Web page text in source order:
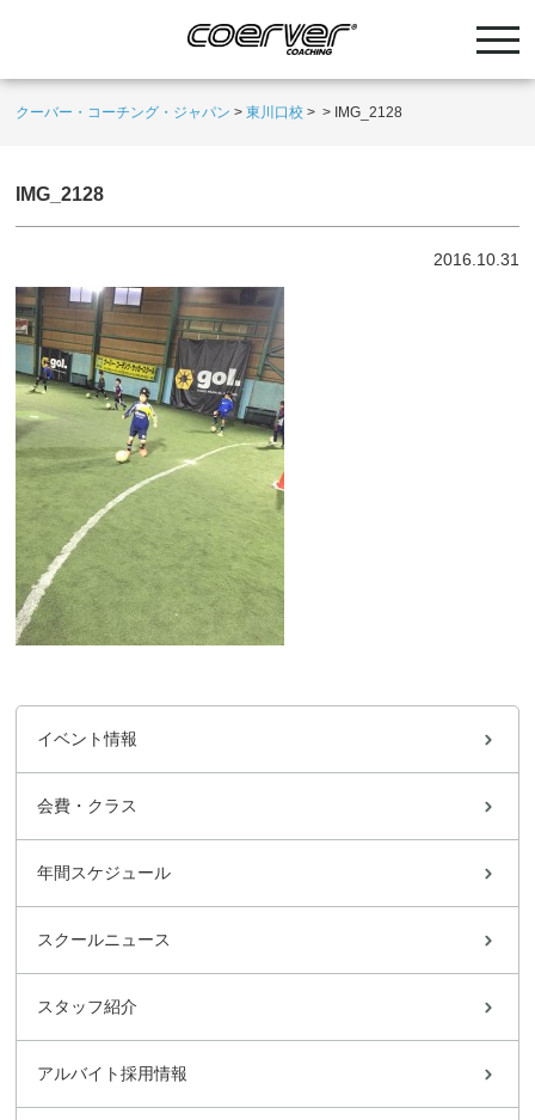
クーバー・コーチング・ジャパン >東川口校 > > IMG_2128
IMG_2128
2016.10.31
イベント情報
会費・クラス
年間スケジュール
スクールニュース
スタッフ紹介
アルバイト採用情報